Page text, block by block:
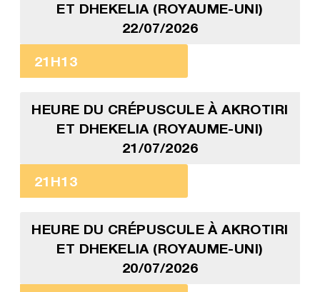
ET DHEKELIA (ROYAUME-UNI)
22/07/2026
21H13
HEURE DU CRÉPUSCULE À AKROTIRI
ET DHEKELIA (ROYAUME-UNI)
21/07/2026
21H13
HEURE DU CRÉPUSCULE À AKROTIRI
ET DHEKELIA (ROYAUME-UNI)
20/07/2026